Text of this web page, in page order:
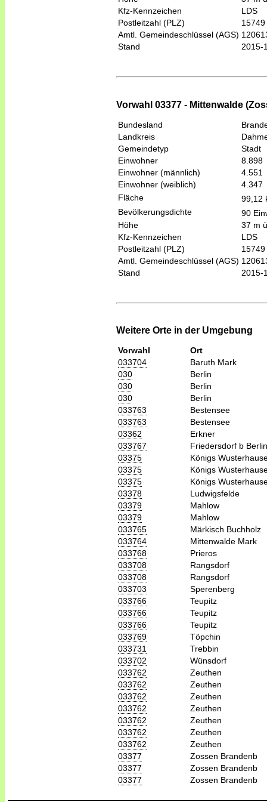
Kfz-Kennzeichen
LDS
Postleitzahl (PLZ)
15749
Amtl. Gemeindeschlüssel (AGS)
Stand
2015-
Vorwahl 03377 - Mittenwalde
Bundesland
Landkreis
Gemeindetyp
Stadt
Einwohner
8.898
Einwohner (männlich)
4.551
Einwohner (weiblich)
4.347
Fläche
99,12
Bevölkerungsdichte
90
Höhe
37 m
Kfz-Kennzeichen
LDS
Postleitzahl (PLZ)
15749
Amtl. Gemeindeschlüssel (AGS)
Stand
2015-
Weitere Orte in der Umgebung
Vorwahl
Ort
033704
Baruth Mark
030
Berlin
030
Berlin
030
Berlin
033763
Bestensee
033763
Bestensee
03362
Erkner
033767
Friedersdorf b Berlin
03375
Königs
03375
Königs
03375
Königs
03378
Ludwigsfelde
03379
Mahlow
03379
Mahlow
033765
Märkisch Buchholz
033764
Mittenwalde Mark
033768
Prieros
033708
Rangsdorf
033708
Rangsdorf
033703
Sperenberg
033766
Teupitz
033766
Teupitz
033766
Teupitz
033769
Töpchin
033731
Trebbin
033702
Wünsdorf
033762
Zeuthen
033762
Zeuthen
033762
Zeuthen
033762
Zeuthen
033762
Zeuthen
033762
Zeuthen
033762
Zeuthen
03377
Zossen Brandenb
03377
Zossen Brandenb
03377
Zossen Brandenb